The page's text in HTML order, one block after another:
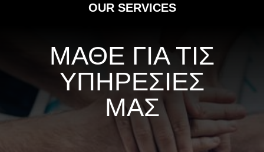
OUR SERVICES
ΜΑΘΕ ΓΙΑ ΤΙΣ
ΥΠΗΡΕΣΙΕΣ
ΜΑΣ